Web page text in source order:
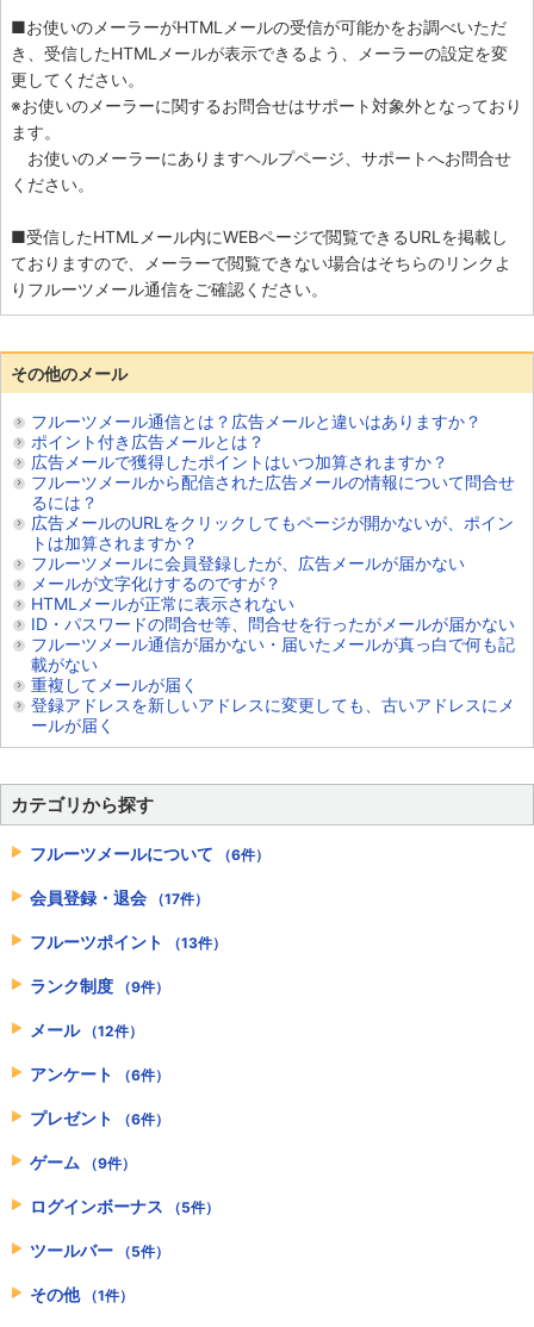
■お使いのメーラーがHTMLメールの受信が可能かをお調べいただ
き、受信したHTMLメールが表示できるよう、メーラーの設定を変
更してください。
※お使いのメーラーに関するお問合せはサポート対象外となっており
ます。
お使いのメーラーにありますヘルプページ、サポートへお問合せ
ください。
■受信したHTMLメール内にWEBページで閲覧できるURLを掲載し
ておりますので、メーラーで閲覧できない場合はそちらのリンクよ
りフルーツメール通信をご確認ください。
その他のメール
フルーツメール通信とは？広告メールと違いはありますか？
ポイント付き広告メールとは？
広告メールで獲得したポイントはいつ加算されますか？
フルーツメールから配信された広告メールの情報について問合せ
るには？
広告メールのURLをクリックしてもページが開かないが、ポイン
トは加算されますか？
フルーツメールに会員登録したが、広告メールが届かない
メールが文字化けするのですが？
HTMLメールが正常に表示されない
ID・パスワードの問合せ等、問合せを行ったがメールが届かない
フルーツメール通信が届かない・届いたメールが真っ白で何も記
載がない
重複してメールが届く
登録アドレスを新しいアドレスに変更しても、古いアドレスにメ
ールが届く
カテゴリから探す
フルーツメールについて （6件）
会員登録・退会 （17件）
フルーツポイント （13件）
ランク制度 （9件）
メール （12件）
アンケート （6件）
プレゼント （6件）
ゲーム （9件）
ログインボーナス （5件）
ツールバー （5件）
その他 （1件）